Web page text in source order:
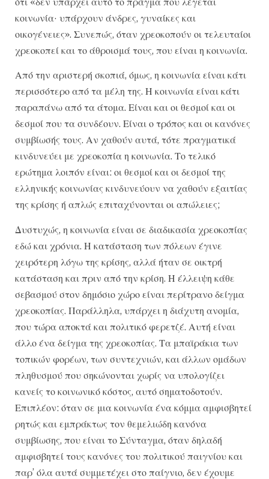
κοινωνία· υπάρχουν άνδρες, γυναίκες και
οικογένειες». Συνεπώς, όταν χρεοκοπούν οι τελευταίοι
χρεοκοπεί και το άθροισμά τους, που είναι η κοινωνία.
Από την αριστερή σκοπιά, όμως, η κοινωνία είναι κάτι
περισσότερο από τα μέλη της. Η κοινωνία είναι κάτι
παραπάνω από τα άτομα. Είναι και οι θεσμοί και οι
δεσμοί που τα συνδέουν. Είναι ο τρόπος και οι κανόνες
συμβίωσής τους. Αν χαθούν αυτά, τότε πραγματικά
κινδυνεύει με χρεοκοπία η κοινωνία. Το τελικό
ερώτημα λοιπόν είναι: οι θεσμοί και οι δεσμοί της
ελληνικής κοινωνίας κινδυνεύουν να χαθούν εξαιτίας
της κρίσης ή απλώς επιταχύνονται οι απώλειες;
Δυστυχώς, η κοινωνία είναι σε διαδικασία χρεοκοπίας
εδώ και χρόνια. Η κατάσταση των πόλεων έγινε
χειρότερη λόγω της κρίσης, αλλά ήταν σε οικτρή
κατάσταση και πριν από την κρίση. Η έλλειψη κάθε
σεβασμού στον δημόσιο χώρο είναι περίτρανο δείγμα
χρεοκοπίας. Παράλληλα, υπάρχει η διάχυτη ανομία,
που τώρα αποκτά και πολιτικό φερετζέ. Αυτή είναι
άλλο ένα δείγμα της χρεοκοπίας. Τα μπαϊράκια των
τοπικών φορέων, των συντεχνιών, και άλλων ομάδων
πληθυσμού που σηκώνονται χωρίς να υπολογίζει
κανείς το κοινωνικό κόστος, αυτό σηματοδοτούν.
Επιπλέον: όταν σε μια κοινωνία ένα κόμμα αμφισβητεί
ρητώς και εμπράκτως τον θεμελιώδη κανόνα
συμβίωσης, που είναι το Σύνταγμα, όταν δηλαδή
αμφισβητεί τους κανόνες του πολιτικού παιγνίου και
παρ’ όλα αυτά συμμετέχει στο παίγνιο, δεν έχουμε